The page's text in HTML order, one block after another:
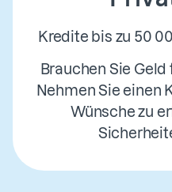
Kredite bis zu 50
Brauchen Sie
Nehmen Sie einen
Wünsche zu